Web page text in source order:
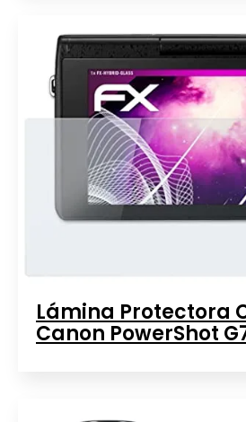
Lámina Protectora
Canon PowerShot